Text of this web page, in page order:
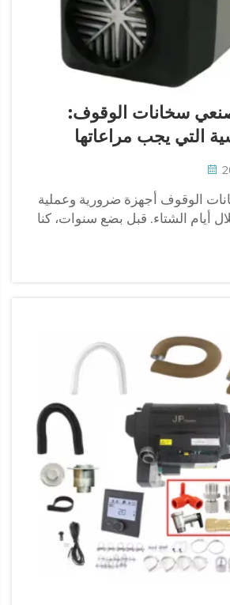
سخانات الوقوف:
التي يجب مراعاتها
الوقوف أجهزة ضرورية وعملية
أيام الشتاء. قبل بضع سنوات، كنا
سخان وقوف يؤدي الغرض في
ذلك، وعلى الرغم من كل هذه